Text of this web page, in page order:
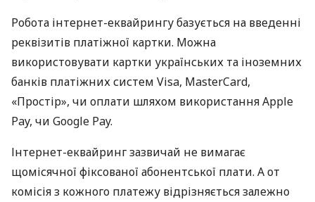
Робота інтернет-еквайрингу базується на введенні
реквізитів платіжної картки. Можна
використовувати картки українських та іноземних
банків платіжних систем Visa, MasterCard,
«Простір», чи оплати шляхом використання Apple
Pay, чи Google Pay.
Інтернет-еквайринг зазвичай не вимагає
щомісячної фіксованої абонентської плати. А от
комісія з кожного платежу відрізняється залежно